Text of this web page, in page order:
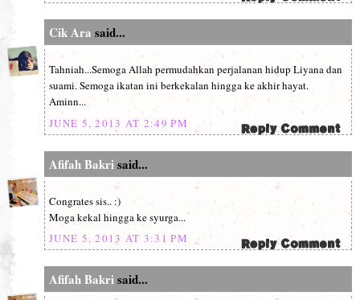
Cik Ara said...
Tahniah...Semoga Allah permudahkan perjalanan hidup Liyana dan
suami. Semoga ikatan ini berkekalan hingga ke akhir hayat.
Aminn...
JUNE 5, 2013 AT 2:49 PM
Afifah Bakrisaid...
Congrates sis.. :)
Moga kekal hingga ke syurga...
JUNE 5, 2013 AT 3:31 PM
Afifah Bakrisaid...